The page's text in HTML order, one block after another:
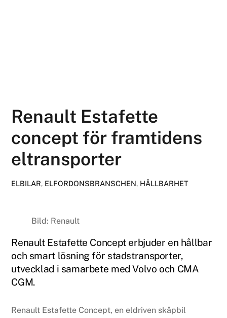
Renault Estafette
concept för framtidens
eltransporter
ELBILAR, ELFORDONSBRANSCHEN, HÅLLBARHET
Bild: Renault
Renault Estafette Concept erbjuder en hållbar
och smart lösning för stadstransporter,
utvecklad i samarbete med Volvo och CMA
CGM.
Renault Estafette Concept, en eldriven skåpbil